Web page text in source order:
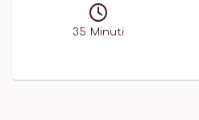
35 Minuti